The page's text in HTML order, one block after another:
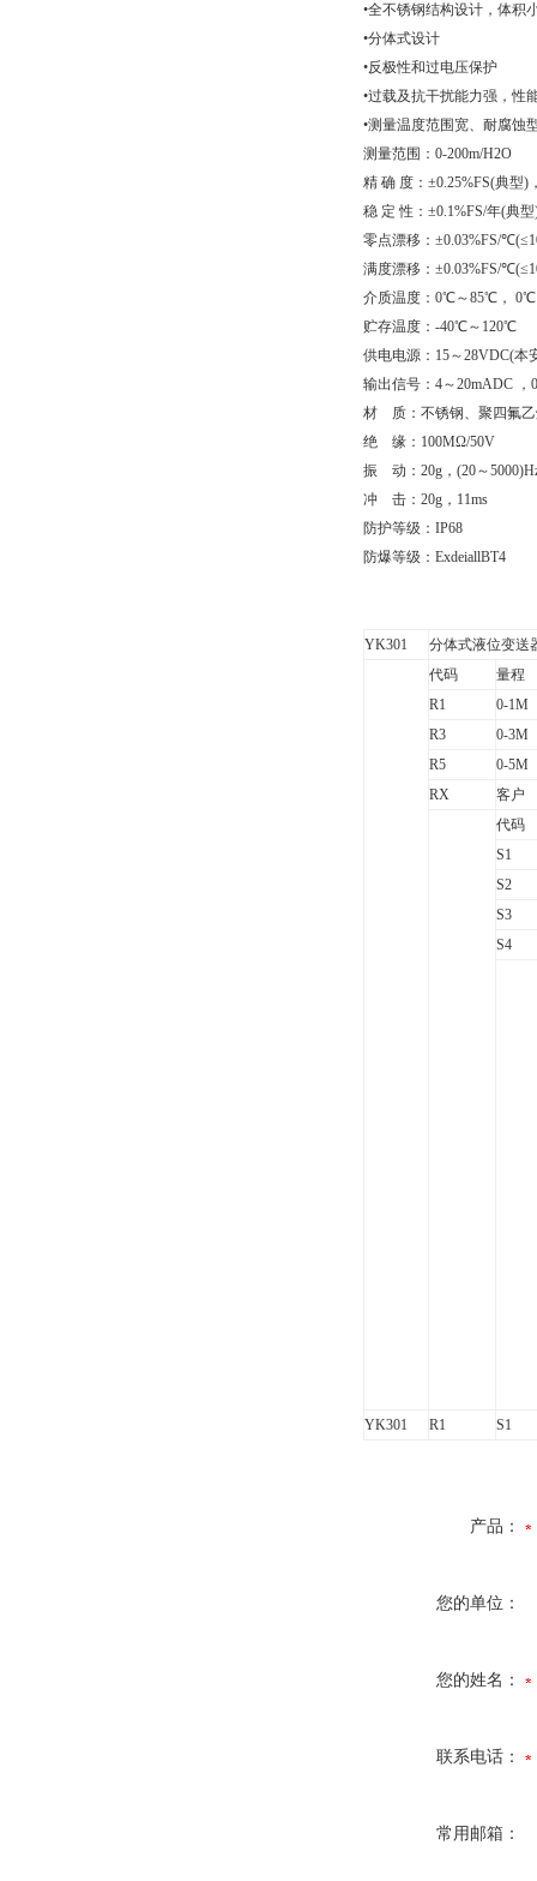
•全不锈钢结构设计，体积
•分体式设计
•反极性和过电压保护
•过载及抗干扰能力强，性
•测量温度范围宽、耐腐蚀
测量范围：0-200m/H2O
精 确 度：±0.25%FS(典型)
稳 定 性：±0.1%FS/年(典
零点漂移：±0.03%FS/
满度漂移：±0.03%FS/
介质温度：0℃～85℃，
贮存温度：-40℃～120℃
供电电源：15～28VDC(本
输出信号：4～20mADC
材
质：不锈钢、聚四氟
绝
缘：100MΩ/50V
振
动：20g，(20～
冲
击：20g，11ms
防护等级：IP68
防爆等级：ExdeiallBT4
YK301
分体式液位变送
代码
量程
R1
0-1M
R3
0-3M
R5
0-5M
RX
客户
代码
S1
S2
S3
S4
YK301 R1 S1
产品：
您的单位：
您的姓名：
联系电话：
常用邮箱：